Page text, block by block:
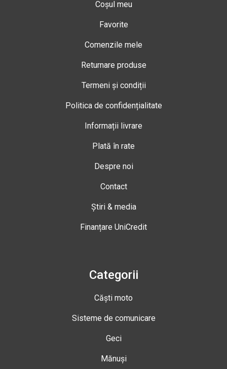
Coșul meu
Favorite
Comenzile mele
Returnare produse
Termeni și condiții
Politica de confidențialitate
Informații livrare
Plată în rate
Despre noi
Contact
Știri & media
Finanțare UniCredit
Categorii
Căști moto
Sisteme de comunicare
Geci
Mănuși